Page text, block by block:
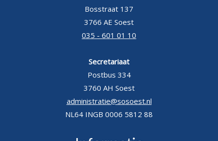
Bosstraat 137
3766 AE Soest
035 - 601 01 10
Secretariaat
Postbus 334
3760 AH Soest
administratie@sosoest.nl
NL64 INGB 0006 5812 88